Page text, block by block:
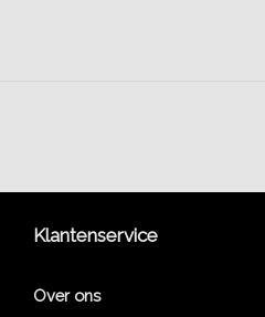
Klantenservice
Over ons